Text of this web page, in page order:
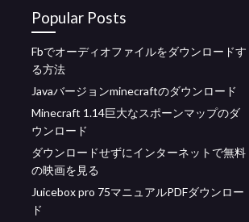
Popular Posts
Fbでオーディオファイルをダウンロードす
る方法
Javaバージョンminecraftのダウンロード
Minecraft 1.14巨大なスポーンマップのダ
ウンロード
ダウンロードせずにインターネットで無料
の映画を見る
Juicebox pro 75マニュアルPDFダウンロー
ド